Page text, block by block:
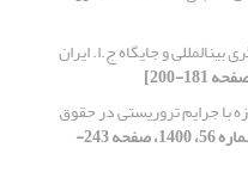
بین‏المللی و جایگاه ج.ا. ایران
با جرایم تروریستی در حقوق
[دوره 15، شماره 56، 1400، صفحه 243-